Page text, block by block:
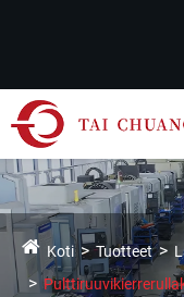
Koti Tuotteet